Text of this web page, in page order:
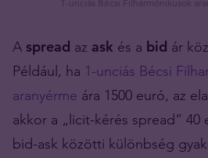
1-unciás Bécsi Filharmónikusok
A spread az ask és a bid ár
Például, ha 1-unciás Bécsi
aranyérme ára 1500 euró, az
akkor a „licit-kérés spread” 40
bid-ask közötti különbség